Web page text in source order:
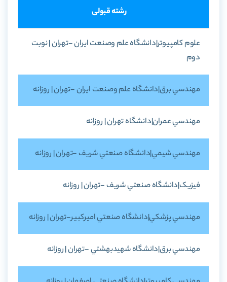
رشته قبولی
علوم کامپيوتر|دانشگاه علم وصنعت ايران -تهران | نوبت
دوم
مهندسي برق|دانشگاه علم وصنعت ايران -تهران | روزانه
مهندسي عمران|دانشگاه تهران | روزانه
مهندسي شيمي|دانشگاه صنعتي شريف -تهران | روزانه
فيزيک|دانشگاه صنعتي شريف -تهران | روزانه
مهندسي پزشکي|دانشگاه صنعتي اميرکبير-تهران | روزانه
مهندسي برق|دانشگاه شهيدبهشتي -تهران | روزانه